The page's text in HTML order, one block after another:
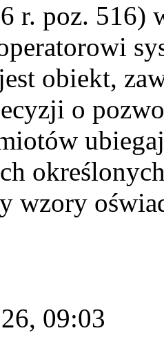
r. poz. 516)
obiekt,
o
wzory
09:03